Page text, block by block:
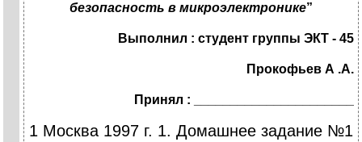
безопасность в микроэлектронике”
Выполнил : студент группы ЭКТ - 45
Прокофьев А .А.
Принял : ______________________
1 Москва 1997 г. 1. Домашнее задание №1